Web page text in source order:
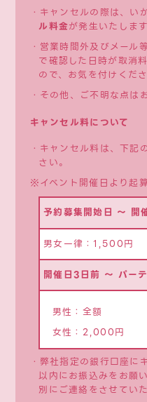
・キャンセルの際は、い
ル料金が発生いたしま
・営業時間外及びメール
で確認した日時が取消
ので、お気を付けくださ
・その他、ご不明な点は
キャンセル料について
・キャンセル料は、下記
さい。
※イベント開催日より起
予約募集開始日 ～ 開
男女一律：1,500円
開催日3日前 ～ パー
男性：全額
女性：2,000円
・弊社指定の銀行口座に
以内にお振込みをお願
別にご連絡をさせてい